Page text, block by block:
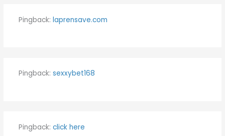
Pingback: laprensave.com
Pingback: sexxybet168
Pingback: click here